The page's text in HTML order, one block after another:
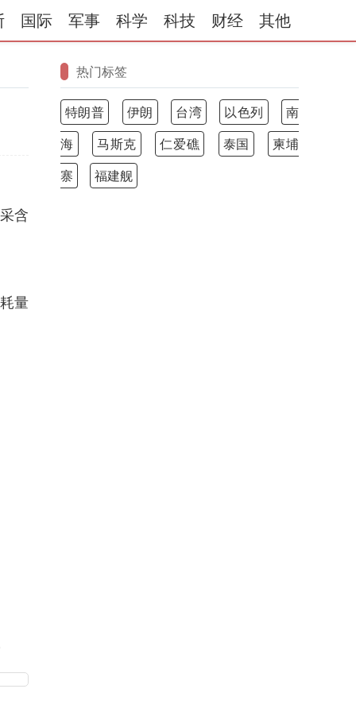
国际 军事 科学 科技 财经 其他
含
量
热门标签
特朗普 伊朗 台湾 以色列
南
海
马斯克 仁爱礁 泰国
柬埔
寨
福建舰